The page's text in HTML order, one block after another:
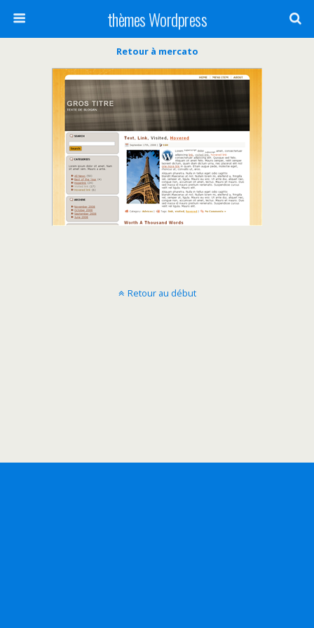
thèmes Wordpress
Retour à mercato
Retour au début